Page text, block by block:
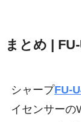
まとめ |
シャープFU-
イセンサーの